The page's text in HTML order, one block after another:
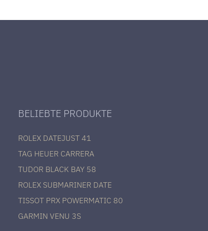
BELIEBTE PRODUKTE
ROLEX DATEJUST 41
TAG HEUER CARRERA
TUDOR BLACK BAY 58
ROLEX SUBMARINER DATE
TISSOT PRX POWERMATIC 80
GARMIN VENU 3S